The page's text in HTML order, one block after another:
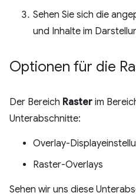
Sehen Sie sich die
und Inhalte im
Optionen für die
Der Bereich Raster im
Unterabschnitte:
Overlay-
Raster-Overlays
Sehen wir uns diese